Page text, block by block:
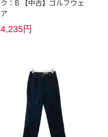
ク：B 【中古】ゴルフウェ
ア
4,235円